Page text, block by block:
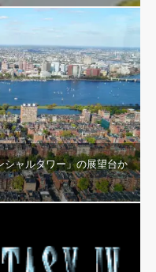
シャルタワー」の展望台か